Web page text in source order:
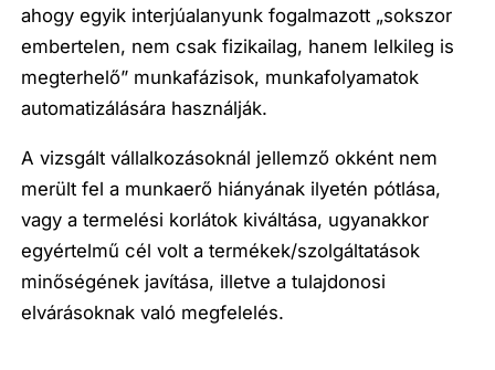
ahogy egyik interjúalanyunk fogalmazott „sokszor
embertelen, nem csak fizikailag, hanem lelkileg is
megterhelő” munkafázisok, munkafolyamatok
automatizálására használják.
A vizsgált vállalkozásoknál jellemző okként nem
merült fel a munkaerő hiányának ilyetén pótlása,
vagy a termelési korlátok kiváltása, ugyanakkor
egyértelmű cél volt atermékek/szolgáltatások
minőségének javítása, illetve a tulajdonosi
elvárásoknak való megfelelés.